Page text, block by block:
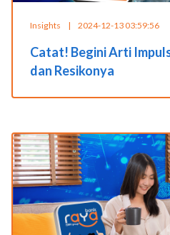
Insights | 2024-12-13 03:59:56
Catat! Begini Arti
dan Resikonya